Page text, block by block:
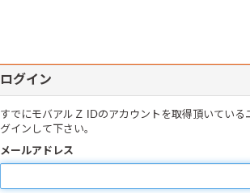
ログイン
すでにモバアルＺ IDのアカウントを取得頂いてい
グインして下さい。
メールアドレス